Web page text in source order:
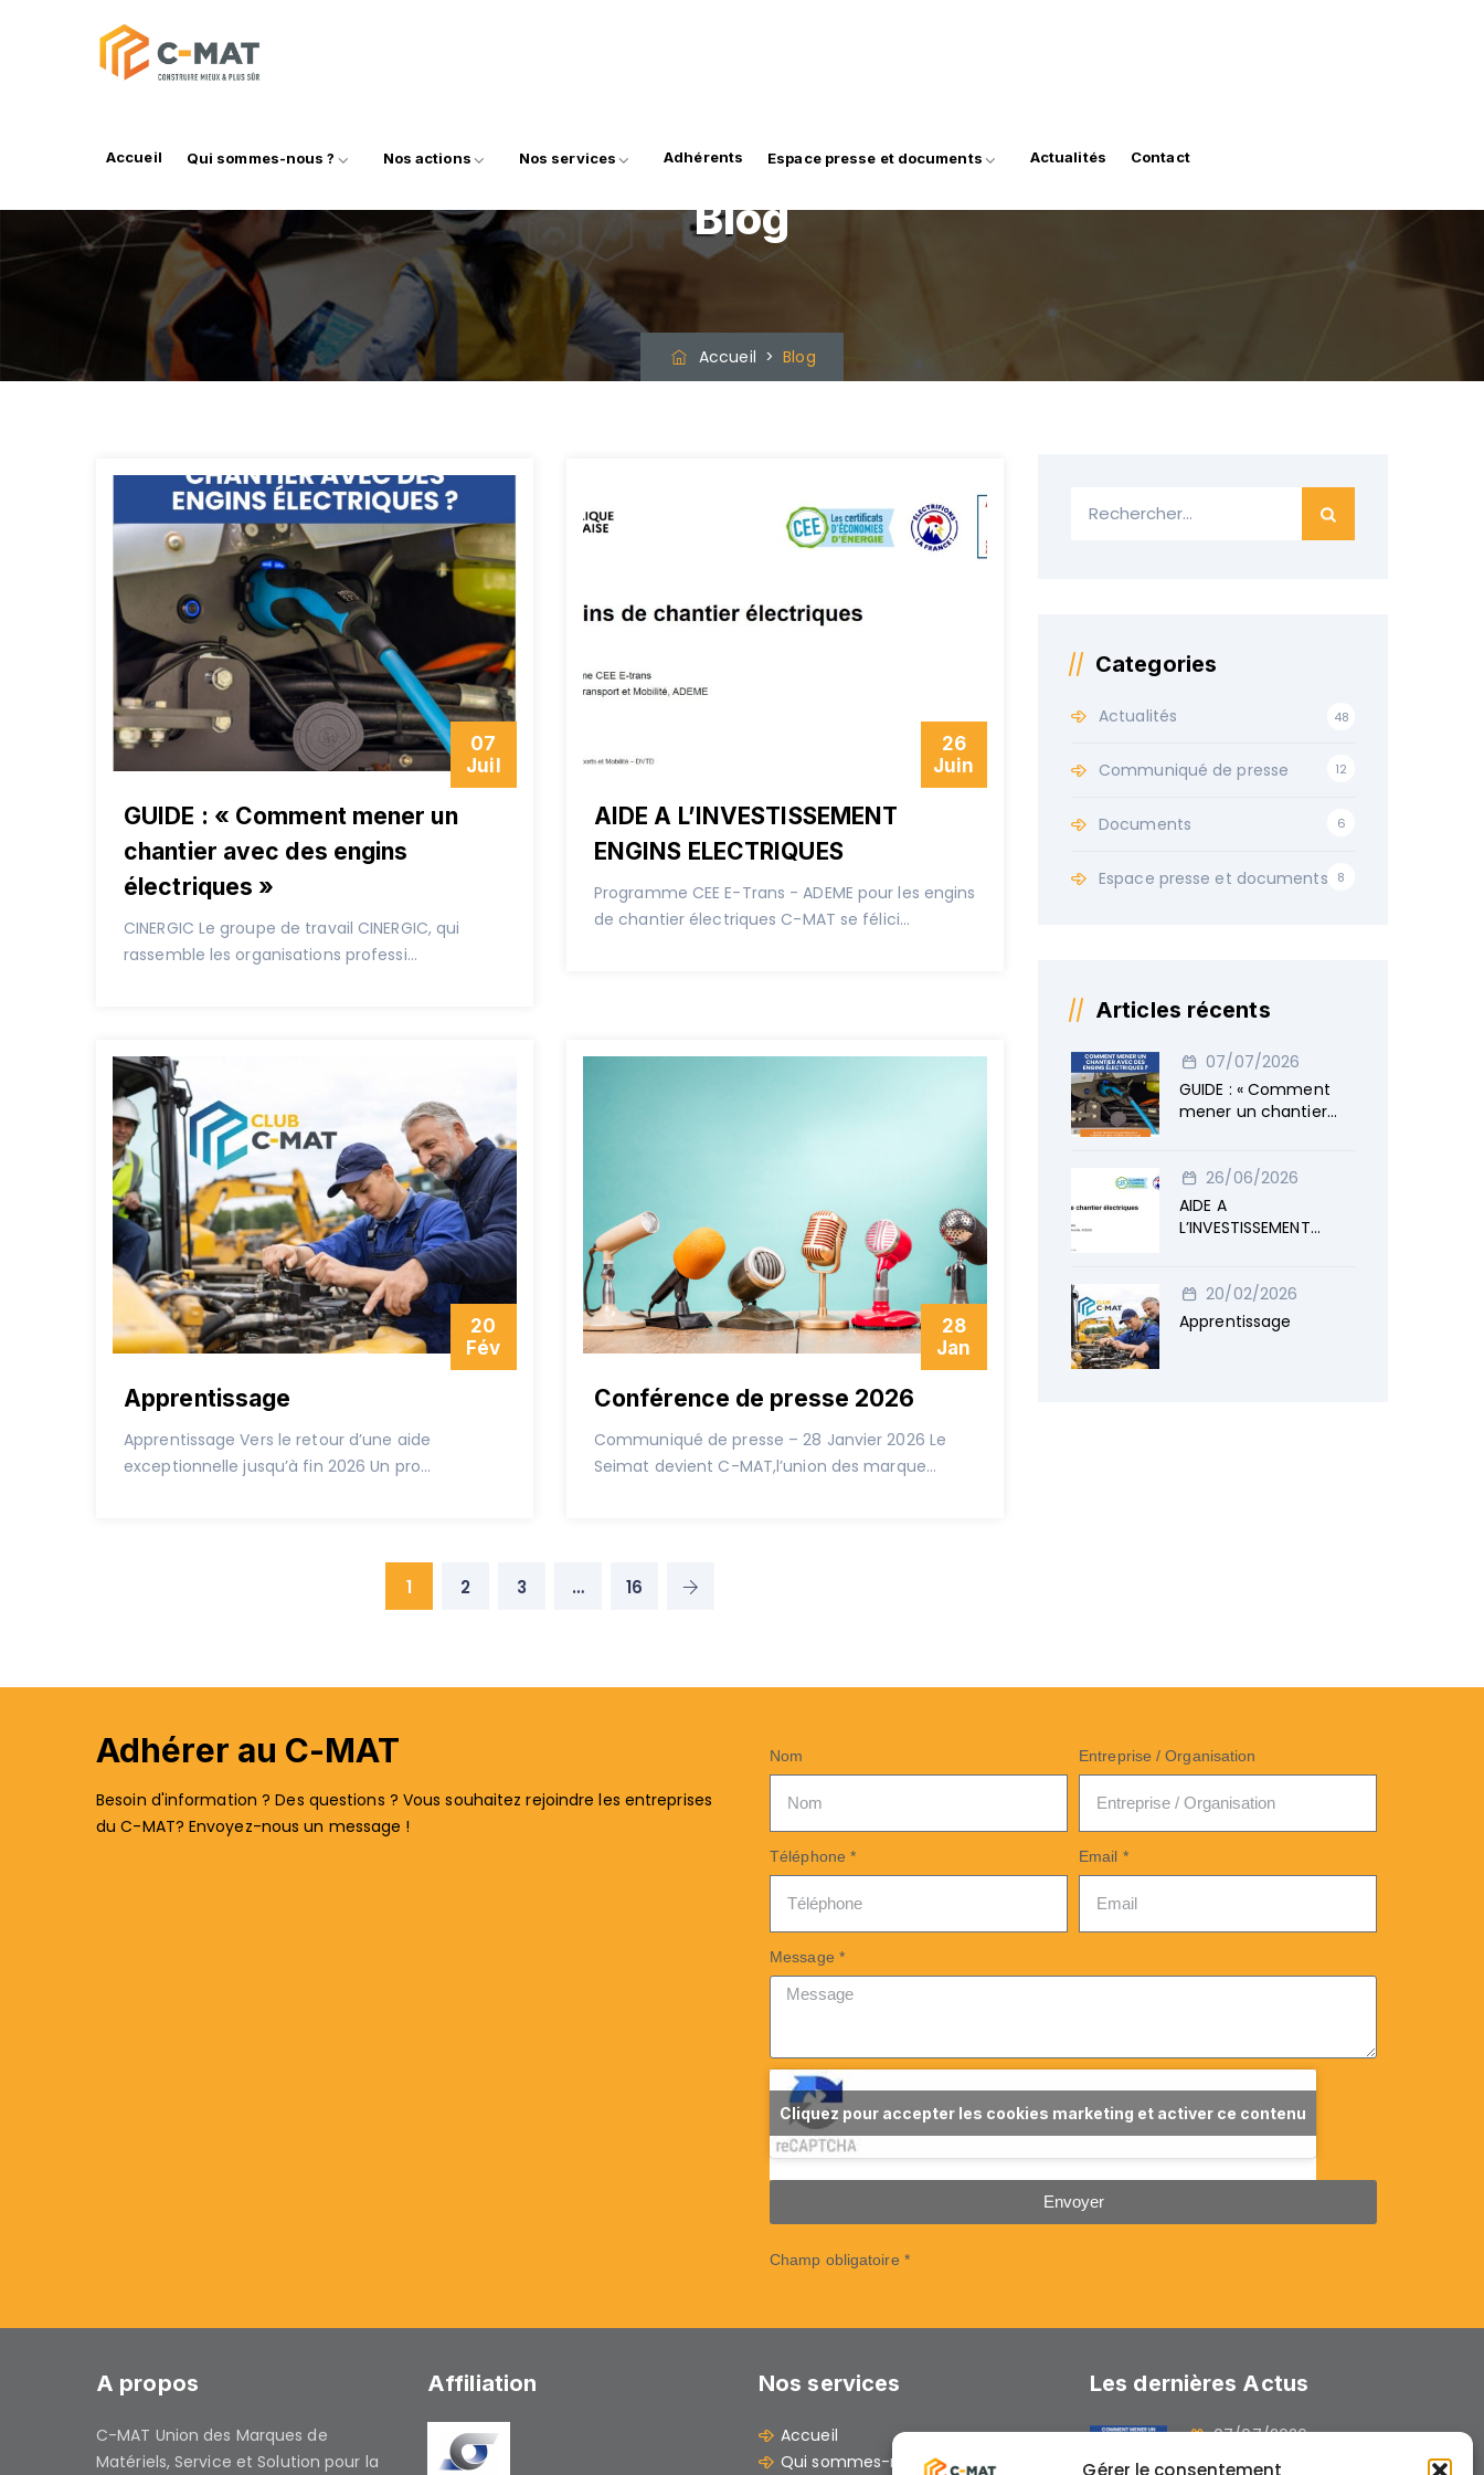
Gérer le consentement
Accueil Qui sommes-nous ? Nos actions Nos services Adhérents Espace presse et documents Actualités Contact
Blog
Accueil >Blog
07
Juil
GUIDE : « Comment mener un
chantier avec des engins
électriques »
CINERGIC Le groupe de travail CINERGIC, qui
rassemble les organisations professi...
26
Juin
AIDE A L’INVESTISSEMENT
ENGINS ELECTRIQUES
Programme CEE E-Trans - ADEME pour les engins
de chantier électriques C-MAT se félici...
20
Fév
Apprentissage
Apprentissage Vers le retour d’une aide
exceptionnelle jusqu’à fin 2026 Un pro...
28
Jan
Conférence de presse 2026
Communiqué de presse – 28 Janvier 2026 Le
Seimat devient C-MAT,l’union des marque...
1 2 3 … 16
Categories
Actualités 48
Communiqué de presse 12
Documents 6
Espace presse et documents 8
Articles récents
07/07/2026
GUIDE : « Comment
mener un chantier
26/06/2026
AIDE A
L’INVESTISSEMENT
20/02/2026
Apprentissage
Adhérer au C-MAT
Besoin d'information ? Des questions ? Vous souhaitez rejoindre les entreprises
du C-MAT? Envoyez-nous un message !
Nom Entreprise / Organisation
Téléphone * Email *
Message *
Cliquez pour accepter les cookies marketing et activer ce contenu
Envoyer
Champ obligatoire *
A propos
C-MAT Union des Marques de
Matériels, Service et Solution pour la
Affiliation Nos services
Accueil
Qui sommes-nous ?
Les dernières Actus
07/07/2026
GUIDE : « Comment